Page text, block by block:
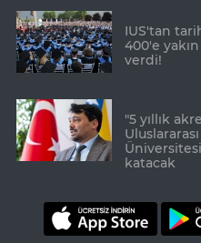
IUS'tan
400'e
verdi!
"5 yıllık
katacak